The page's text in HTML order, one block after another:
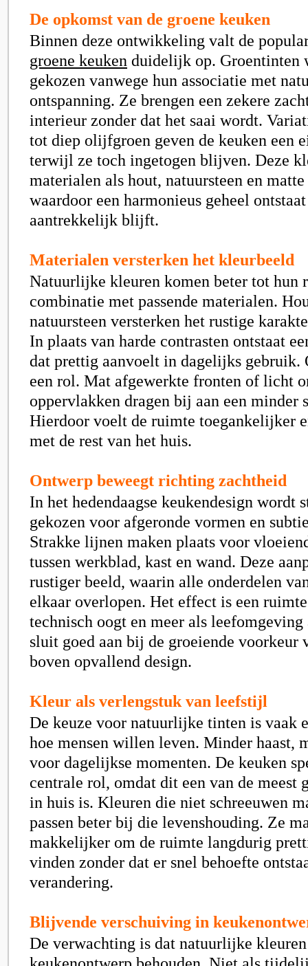
De opkomst van de groene keuken
Binnen deze ontwikkeling valt de
groene keuken duidelijk op. Groentinten
gekozen vanwege hun associatie met
ontspanning. Ze brengen een zekere
interieur zonder dat het saai wordt.
tot diep olijfgroen geven de keuken een
terwijl ze toch ingetogen blijven. Deze
materialen als hout, natuursteen en
waardoor een harmonieus geheel
aantrekkelijk blijft.
Materialen versterken het kleurbeeld
Natuurlijke kleuren komen beter tot hun
combinatie met passende materialen.
natuursteen versterken het rustige
In plaats van harde contrasten ontstaat
dat prettig aanvoelt in dagelijks gebruik.
een rol. Mat afgewerkte fronten of licht
oppervlakken dragen bij aan een minder
Hierdoor voelt de ruimte toegankelijker
met de rest van het huis.
Ontwerp beweegt richting zachtheid
In het hedendaagse keukendesign wordt
gekozen voor afgeronde vormen en
Strakke lijnen maken plaats voor
tussen werkblad, kast en wand. Deze
rustiger beeld, waarin alle onderdelen
elkaar overlopen. Het effect is een
technisch oogt en meer als
sluit goed aan bij de groeiende voorkeur
boven opvallend design.
Kleur als verlengstuk van leefstijl
De keuze voor natuurlijke tinten is vaak
hoe mensen willen leven. Minder haast,
voor dagelijkse momenten. De keuken
centrale rol, omdat dit een van de meest
in huis is. Kleuren die niet schreeuwen
passen beter bij die levenshouding. Ze
makkelijker om de ruimte langdurig
vinden zonder dat er snel behoefte
verandering.
Blijvende verschuiving in
De verwachting is dat natuurlijke